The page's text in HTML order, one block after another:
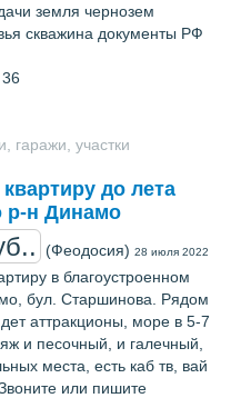
земля чернозем
скважина документы РФ
гаражи, участки
до лета
р-н Динамо
(Феодосия) 28 июля 2022
в благоустроенном
бул. Старшинова. Рядом
аттракционы, море в 5-7
и песочный, и галечный,
места, есть каб тв, вай
или пишите